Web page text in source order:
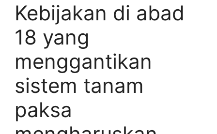
Kebijakan di abad
18 yang
menggantikan
sistem tanam
paksa